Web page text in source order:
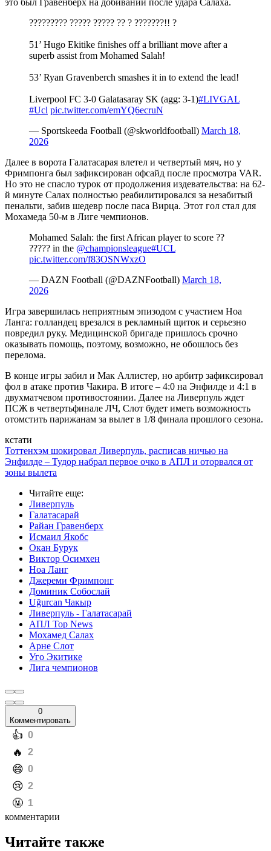
????????? ????? ????? ?? ? ???????!! ?
51’ Hugo Ekitike finishes off a brilliant move after a
superb assist from Mohamed Salah!️
53’ Ryan Gravenberch smashes it in to extend the lead!
Liverpool FC 3-0 Galatasaray SK (agg: 3-1)#LIVGAL
#Ucl pic.twitter.com/emYQ6ecruN
— Sportskeeda Football (@skworldfootball) March 18,
2026
Далее в ворота Галатасарая влетел и четвертый мяч, но у
Фримпонга был зафиксирован офсайд после просмотра VAR.
Но это не спасло турок от продолжения издевательства: на 62-
й минуте Салах полностью реабилитировался за незабитый
пенальти, забив шедевр после паса Вирца. Этот гол стал для
Мохамеда 50-м в Лиге чемпионов.
Mohamed Salah: the first African player to score ??
????? in the @championsleague#UCL
pic.twitter.com/f83OSNWxzO
— DAZN Football (@DAZNFootball) March 18,
2026
Игра завершилась неприятным эпизодом с участием Ноа
Ланга: голландец врезался в рекламный щиток и серьезно
повредил руку. Медицинской бригаде пришлось срочно
оказывать помощь, поэтому, возможно, не обошлось без
перелома.
В конце игры забил и Мак Аллистер, но арбитр зафиксировал
фол в атаке против Чакира. В итоге – 4:0 на Энфилде и 4:1 в
двухматчевом противостоянии. Далее на Ливерпуль ждет
ПСЖ в четвертьфинале ЛЧ, Слот будет иметь возможность
отомстить парижанам за вылет в 1/8 финала прошлого сезона.
кстати
Тоттенхэм шокировал Ливерпуль, расписав ничью на
Энфилде – Тудор набрал первое очко в АПЛ и оторвался от
зоны вылета
Читайте еще:
Ливерпуль
Галатасарай
Райан Гравенберх
Исмаил Якобс
Окан Бурук
Виктор Осимхен
Ноа Ланг
Джереми Фримпонг
Доминик Собослай
Uğurcan Чакыр
Ливерпуль - Галатасарай
АПЛ Top News
Мохамед Салах
Арне Слот
Уго Экитике
Лига чемпионов
0
Комментировать
️👍 0
️🔥 2
️😄 0
️😢 2
️🤬 1
комментарии
Читайте также